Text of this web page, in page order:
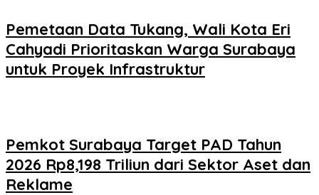
Pemetaan Data Tukang, Wali Kota Eri
Cahyadi Prioritaskan Warga Surabaya
untuk Proyek Infrastruktur
Pemkot Surabaya Target PAD Tahun
2026 Rp8,198 Triliun dari Sektor Aset dan
Reklame